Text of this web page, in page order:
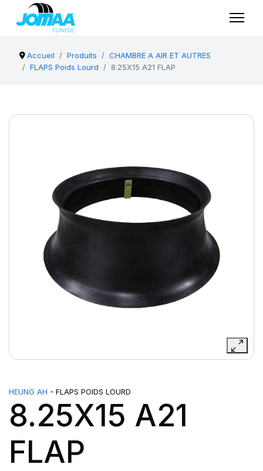
Accueil Produits
CHAMBRE A AIR ET AUTRES
FLAPS Poids Lourd
8.25X15 A21 FLAP
HEUNG AH - FLAPS POIDS LOURD
8.25X15 A21
FLAP